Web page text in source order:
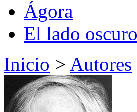
Ágora
El lado oscuro
Inicio > Autores